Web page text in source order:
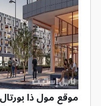
موقع مول ذا